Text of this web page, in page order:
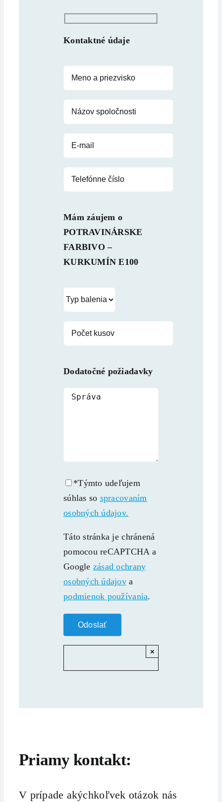
Kontaktné údaje
Mám záujem o
POTRAVINÁRSKE
FARBIVO –
KURKUMÍN E100
Dodatočné požiadavky
*Týmto udeľujem
súhlas so spracovaním
osobných údajov.
Táto stránka je chránená
pomocou reCAPTCHA a
Google zásad ochrany
osobných údajov a
podmienok používania.
×
Priamy kontakt:
V prípade akýchkoľvek otázok nás